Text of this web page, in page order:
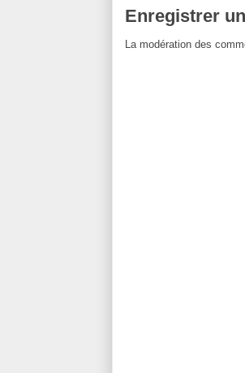
Enregistrer
La modération des